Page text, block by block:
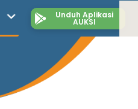
Unduh Aplikasi
AUKSI